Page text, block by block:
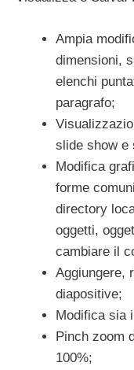
Ampia
dimensioni,
elenchi
paragrafo;
slide show e
Modifica
forme
directory
oggetti,
cambiare il
Aggiungere,
diapositive;
Modifica sia
Pinch zoom
100%;